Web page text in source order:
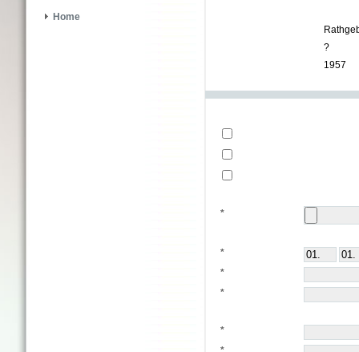
Home
?
1957